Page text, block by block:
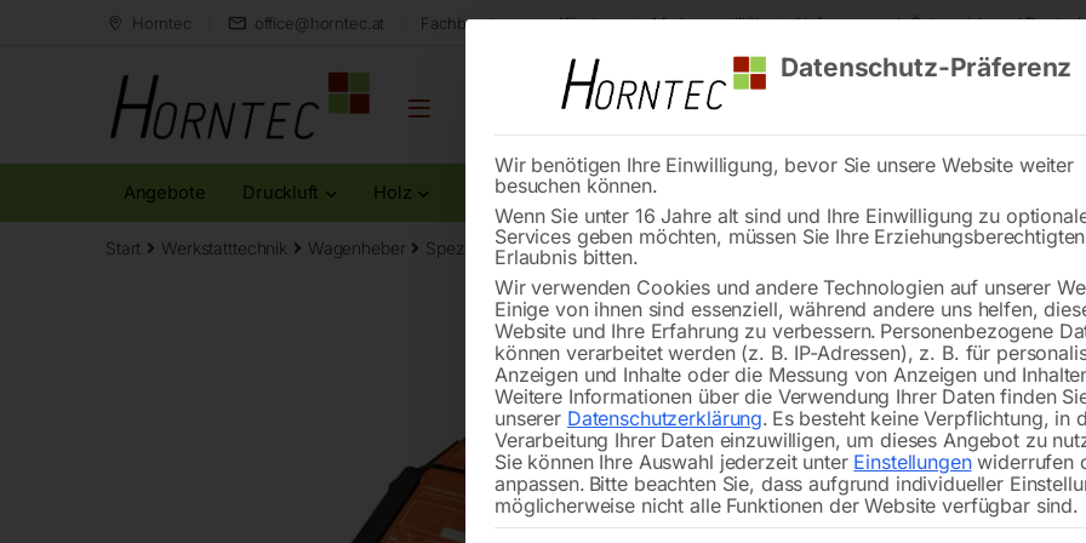
Horntec office@horntec.at Fachberatung aus Kärnten Markenqualität Lieferung nach Österreich und
Angebote Druckluft Holz Metall Reinigung
Start Werkstatttechnik Wagenheber Spezial Rangierwagenheber SRWH 3000 LFH
🔍
Spezial
mit Doppelkolben, flacher Bauform
Datenschutz-Präferenz
Wir benötigen Ihre Einwilligung, bevor Sie unsere Website weiter
besuchen können.
Wenn Sie unter 16 Jahre alt sind und Ihre Einwilligung zu
Services geben möchten, müssen Sie Ihre
Erlaubnis bitten.
Wir verwenden Cookies und andere Technologien auf unserer
Einige von ihnen sind essenziell, während andere uns helfen,
Website und Ihre Erfahrung zu verbessern. Personenbezogene
können verarbeitet werden (z. B. IP-Adressen), z. B. für
Anzeigen und Inhalte oder die Messung von Anzeigen und
Weitere Informationen über die Verwendung Ihrer Daten finden
unserer Datenschutzerklärung. Es besteht keine Verpflichtung, in
Verarbeitung Ihrer Daten einzuwilligen, um dieses Angebot zu
Sie können Ihre Auswahl jederzeit unter Einstellungenwiderrufen
anpassen. Bitte beachten Sie, dass aufgrund individueller
möglicherweise nicht alle Funktionen der Website verfügbar sind.